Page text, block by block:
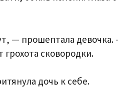
— прошептала девочка.
грохота сковородки.
дочь к себе.